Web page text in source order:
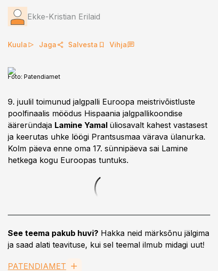
Ekke-Kristian Erilaid
Kuula Jaga Salvesta Vihja
Foto: Patendiamet
9. juulil toimunud jalgpalli Euroopa meistrivõistluste
poolfinaalis möödus Hispaania jalgpallikoondise
ääreründaja Lamine Yamal üliosavalt kahest vastasest
ja keerutas uhke löögi Prantsusmaa värava ülanurka.
Kolm päeva enne oma 17. sünnipäeva sai Lamine
hetkega kogu Euroopas tuntuks.
See teema pakub huvi? Hakka neid märksõnu jälgima
ja saad alati teavituse, kui sel teemal ilmub midagi uut!
PATENDIAMET